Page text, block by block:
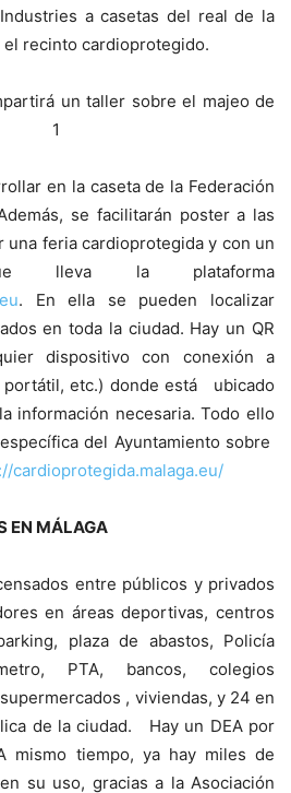
a casetas del real de la
recinto cardioprotegido.
un taller sobre el majeo de
1
en la caseta de la Federación
se facilitarán poster a las
una feria cardioprotegida y con un
lleva la plataforma
. En ella se pueden localizar
en toda la ciudad. Hay un QR
dispositivo con conexión a
portátil, etc.) donde está ubicado
información necesaria. Todo ello
del Ayuntamiento sobre
cardioprotegida.malaga.eu/
EN MÁLAGA
entre públicos y privados
en áreas deportivas, centros
plaza de abastos, Policía
PTA, bancos, colegios
, viviendas, y 24 en
de la ciudad. Hay un DEA por
mismo tiempo, ya hay miles de
su uso, gracias a la Asociación